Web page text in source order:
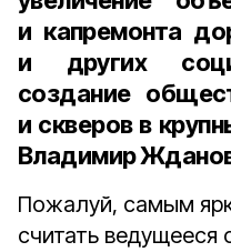
и капремонта
и других
создание
и скверов в
Владимир
Пожалуй, самым
считать ведущееся